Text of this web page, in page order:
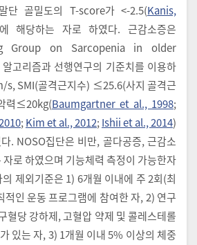
단 골밀도의 T-score가 <-2.5(Kanis,
해당하는 자로 하였다. 근감소증은
Group on Sarcopenia in older
고리즘과 선행연구의 기준치를 이용하
SMI(골격근지수) ≤25.6(사지 골격근
력≤20kg(Baumgartner et al., 1998;
;Kim et al., 2012;Ishii et al., 2014)
. NOSO집단은 비만, 골다공증, 근감소
로 하였으며 기능체력 측정이 가능한자
제외기준은 1) 6개월 이내에 주 2회(최
적인 운동 프로그램에 참여한 자, 2) 연구
혈당 강하제, 고혈압 약제 및 콜레스테롤
있는 자, 3) 1개월 이내 5% 이상의 체중